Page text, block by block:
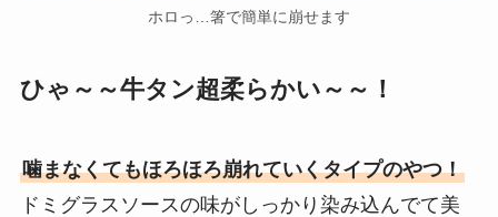
ホロっ…箸で簡単に崩せます
ひゃ～～牛タン超柔らかい～～！
噛まなくてもほろほろ崩れていくタイプのやつ！
ドミグラスソースの味がしっかり染み込んでて美